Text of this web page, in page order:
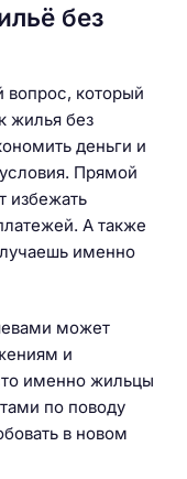
без
вопрос, который
жилья без
деньги и
Прямой
избежать
А также
именно
может
и
именно жильцы
по поводу
в новом